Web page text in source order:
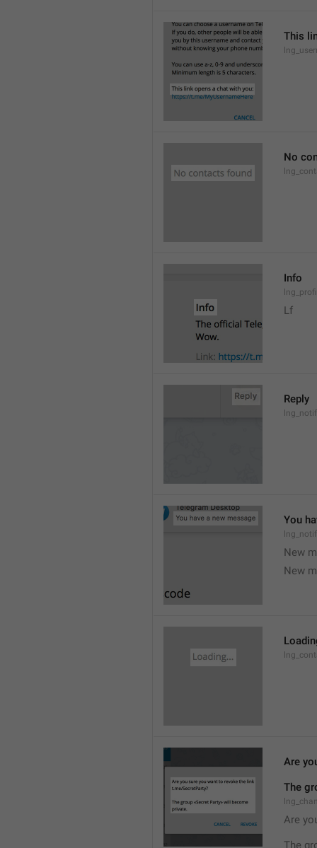
This
No
Info
Lf
Reply
You
New
New
Are
The
Are
The